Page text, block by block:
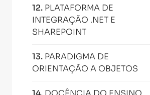
12. PLATAFORMA DE
INTEGRAÇÃO .NET E
SHAREPOINT
13. PARADIGMA DE
ORIENTAÇÃO A OBJETOS